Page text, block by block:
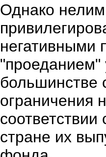
Однако
негативными
"проеданием"
большинстве
ограничения
стране их